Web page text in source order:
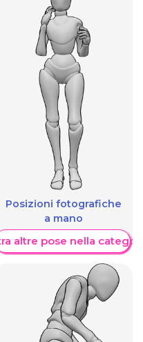
Posizioni fotografiche
a mano
altre pose nella